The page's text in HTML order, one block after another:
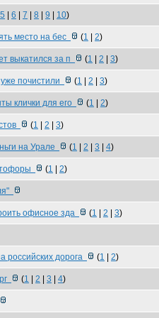
5 6 7 8 9 10)
место на бес (1 2)
выкатился за п (1 2 3)
почистили (1 2 3)
клички для его (1 2)
(1 2 3)
на Урале (1 2 3 4)
(1 2)
офисное зда (1 2 3)
дорога (1 2)
(1 2 3 4)